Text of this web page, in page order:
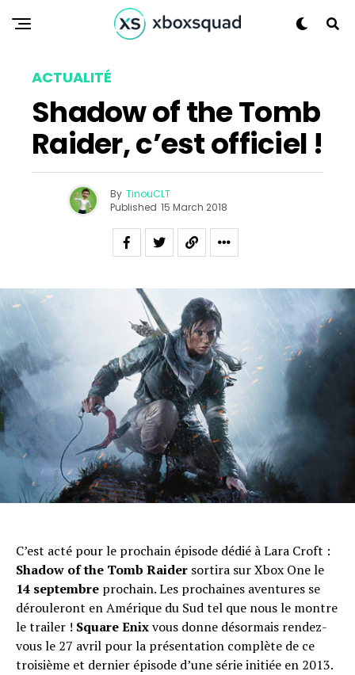
ACTUALITÉ
Shadow of the Tomb
Raider, c’est officiel !
By TinouCLT
Published 15 March 2018
C’est acté pour le prochain épisode dédié à Lara Croft :
Shadow of the Tomb Raider sortira sur Xbox One le
14 septembre prochain. Les prochaines aventures se
dérouleront en Amérique du Sud tel que nous le montre
le trailer ! Square Enixvous donne désormais rendez-
vous le 27 avril pour la présentation complète de ce
troisième et dernier épisode d’une série initiée en 2013.